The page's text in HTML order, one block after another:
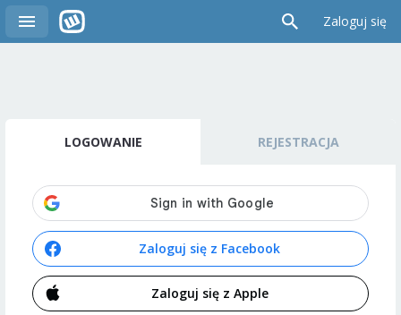
Zaloguj się
LOGOWANIE REJESTRACJA
Zaloguj się z Facebook
Zaloguj się z Apple